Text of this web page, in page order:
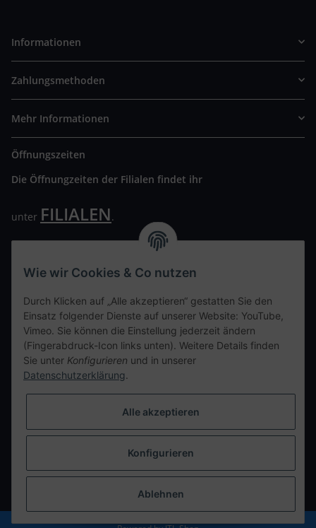
Informationen
Zahlungsmethoden
Mehr Informationen
Öffnungszeiten
Die Öffnungzeiten der Filialen findet ihr
unter FILIALEN.
Wir freuen uns auf Euren Besuch. Bitte beachtet die
Kontaktdaten
tweet
teilen
Vertrag widerrufen
* Alle Preise inkl. gesetzlicher USt., zzgl.Versand
Wie wir Cookies & Co nutzen
Durch Klicken auf „Alle akzeptieren“ gestatten Sie den
Einsatz folgender Dienste auf unserer Website: YouTube,
Vimeo. Sie können die Einstellung jederzeit ändern
(Fingerabdruck-Icon links unten). Weitere Details finden
Sie unter Konfigurieren und in unserer
Datenschutzerklärung.
Alle akzeptieren
Konfigurieren
Ablehnen